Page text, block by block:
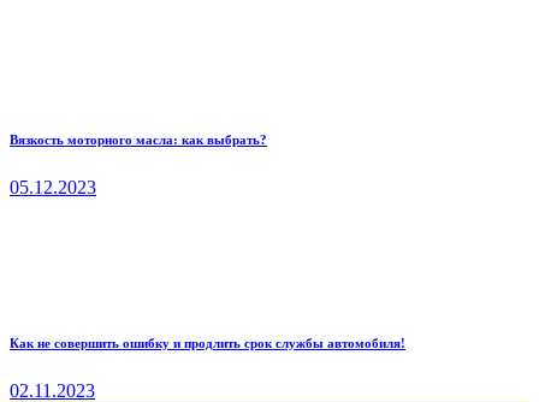
Вязкость моторного масла: как выбрать?
05.12.2023
Как не совершить ошибку и продлить срок службы автомобиля!
02.11.2023